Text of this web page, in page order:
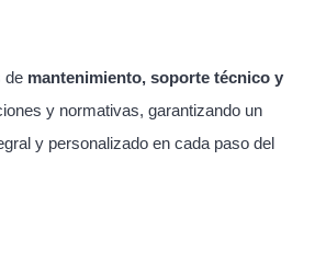
de mantenimiento, soporte técnico y
y normativas, garantizando un
y personalizado en cada paso del